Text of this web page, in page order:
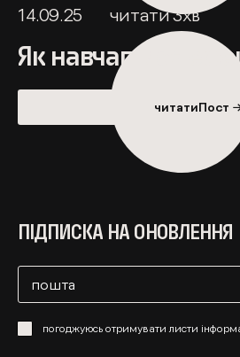
14.09.25 читати3хв
Як навчатися
читатиПост
погоджуюсь отримувати листи
ПІДПИСКА НА ОНОВЛЕННЯ